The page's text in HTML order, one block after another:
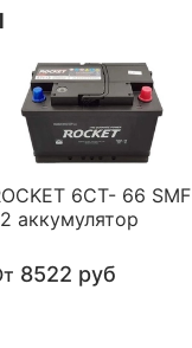
6CT- 66 SMF
аккумулятор
8522 руб